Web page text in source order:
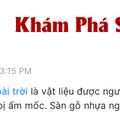
Khám Phá
PM
trời là vật liệu được
ẩm mốc. Sàn gỗ nhựa